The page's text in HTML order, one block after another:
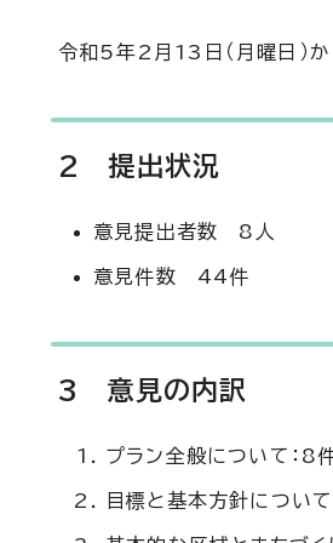
令和5年2月13日（月曜日）
2 提出状況
意見提出者数 8人
意見件数 44件
3 意見の内訳
プラン全般について：8
目標と基本方針につい